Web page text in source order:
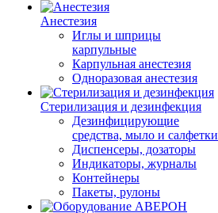
Анестезия
Иглы и шприцы
карпульные
Карпульная анестезия
Одноразовая анестезия
Стерилизация и дезинфекция
Дезинфицирующие
средства, мыло и салфетки
Диспенсеры, дозаторы
Индикаторы, журналы
Контейнеры
Пакеты, рулоны